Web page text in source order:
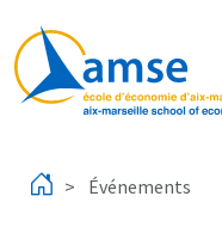
Événements